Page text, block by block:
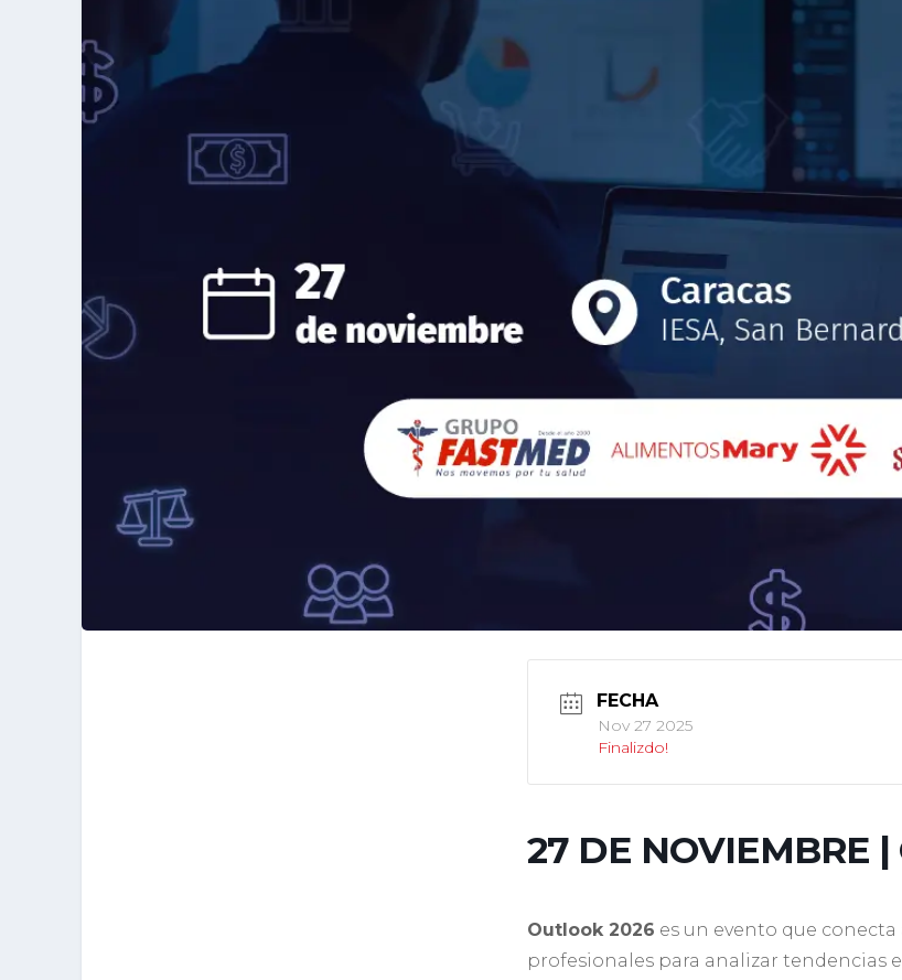
FECHA
Nov 27 2025
Finalizdo!
27 DE NOVIEMBRE
Outlook 2026 es un evento que
profesionales para analizar tendencias